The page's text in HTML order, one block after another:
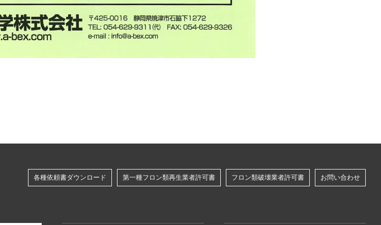
各種依頼書ダウンロード 第一種フロン類再生業者許可書 フロン類破壊業者許可書 お問い合わせ